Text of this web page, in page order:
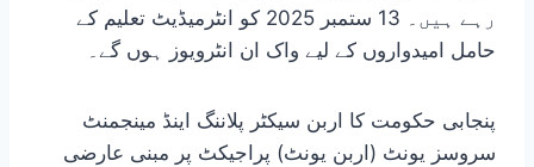
رہے ہیں۔ 13 ستمبر 2025 کو انٹرمیڈیٹ تعلیم کے
حامل امیدواروں کے لیے واک ان انٹرویوز ہوں گے۔
پنجابی حکومت کا اربن سیکٹر پلاننگ اینڈ مینجمنٹ
سروسز یونٹ (اربن یونٹ) پراجیکٹ پر مبنی عارضی